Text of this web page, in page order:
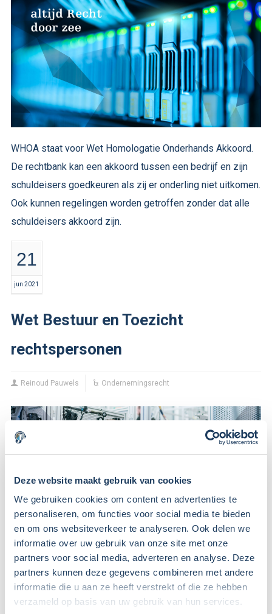
Deze website maakt gebruik van cookies
We gebruiken cookies om content en advertenties te
personaliseren, om functies voor social media te bieden
en om ons websiteverkeer te analyseren. Ook delen we
informatie over uw gebruik van onze site met onze
partners voor social media, adverteren en analyse. Deze
partners kunnen deze gegevens combineren met andere
informatie die u aan ze heeft verstrekt of die ze hebben
verzameld op basis van uw gebruik van hun services.
WHOA staat voor Wet Homologatie Onderhands Akkoord.
De rechtbank kan een akkoord tussen een bedrijf en zijn
schuldeisers goedkeuren als zij er onderling niet uitkomen.
Ook kunnen regelingen worden getroffen zonder dat alle
schuldeisers akkoord zijn.
21
jun 2021
Wet Bestuur en Toezicht
rechtspersonen
Reinoud Pauwels Ondernemingsrecht
Per 1 juli 2021 treedt de nieuwe wet Wet Bestuur en
Toezicht rechtspersonen in werking. De nieuwe wet zorgt
ervoor dat de regelingen voor de verschillende